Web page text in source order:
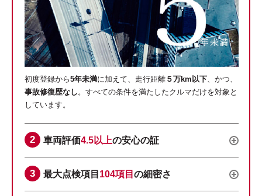
初度登録から5年未満に加えて、走行距離 ５万km以下、かつ、
事故修復歴なし。すべての条件を満たしたクルマだけを対象と
しています。
車両評価4.5以上の安心の証
最大点検項目 104項目 の細密さ